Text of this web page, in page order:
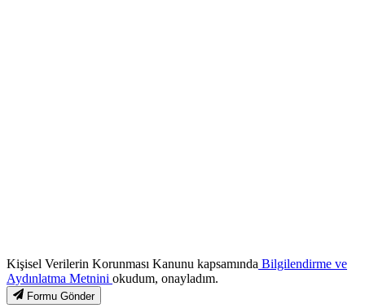
Kişisel Verilerin Korunması Kanunu kapsamında Bilgilendirme ve
Aydınlatma Metnini okudum, onayladım.
Formu Gönder